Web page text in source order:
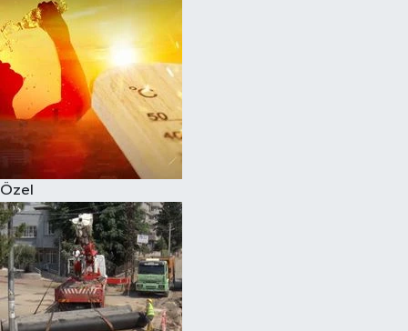
Özel
Magazin
Özel
Resmi İlanlar
Sağlık
Siyaset
Spor
Yaşam